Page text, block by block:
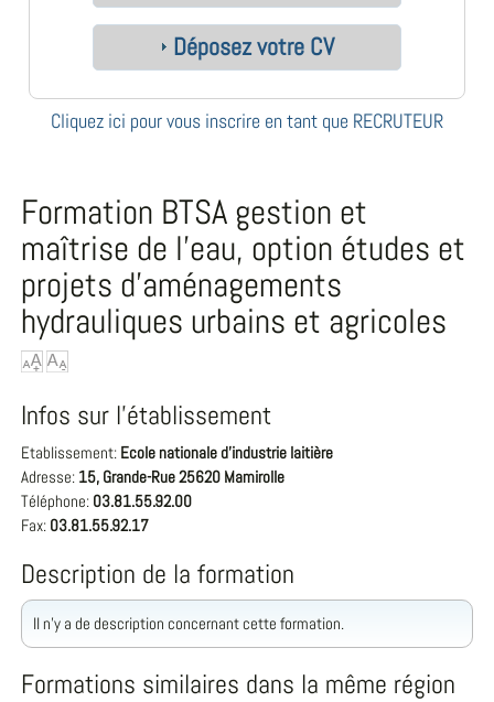
Déposez votre CV
Cliquez ici pour vous inscrire en tant que RECRUTEUR
Formation BTSA gestion et
maîtrise de l'eau, option études et
projets d'aménagements
hydrauliques urbains et agricoles
Infos sur l'établissement
Etablissement: Ecole nationale d'industrie laitière
Adresse: 15, Grande-Rue 25620 Mamirolle
Téléphone: 03.81.55.92.00
Fax: 03.81.55.92.17
Description de la formation
Il n'y a de description concernant cette formation.
Formations similaires dans la même région